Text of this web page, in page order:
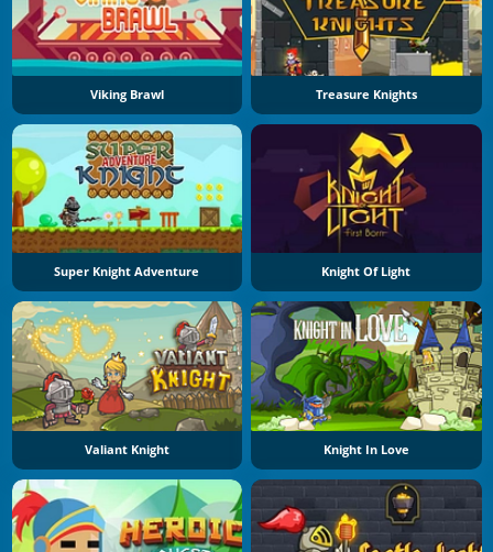
Viking Brawl Treasure Knights
Super Knight Adventure Knight Of Light
Valiant Knight Knight In Love